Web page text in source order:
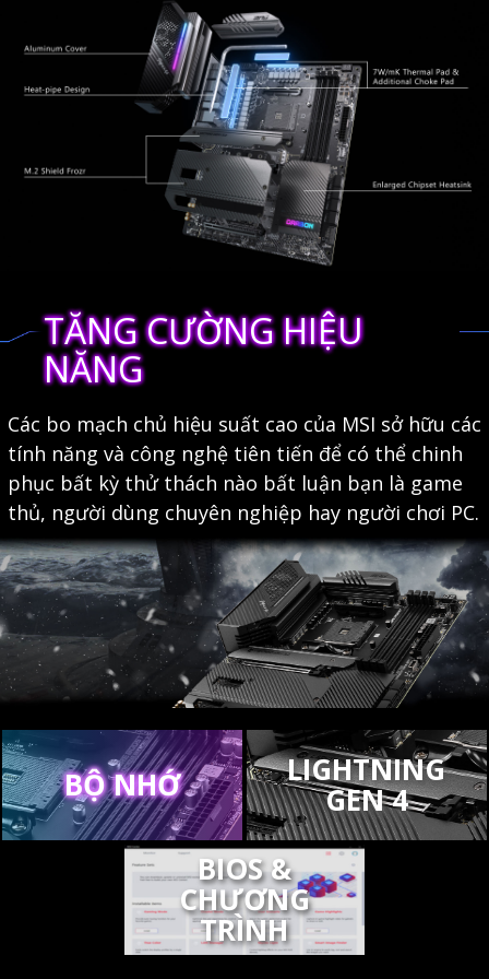
TĂNG CƯỜNG HIỆU
NĂNG
Các bo mạch chủ hiệu suất cao của MSI sở hữu các
tính năng và công nghệ tiên tiến để có thể chinh
phục bất kỳ thử thách nào bất luận bạn là game
thủ, người dùng chuyên nghiệp hay người chơi PC.
BỘ NHỚ LIGHTNING
GEN 4
BIOS &
CHƯƠNG
TRÌNH